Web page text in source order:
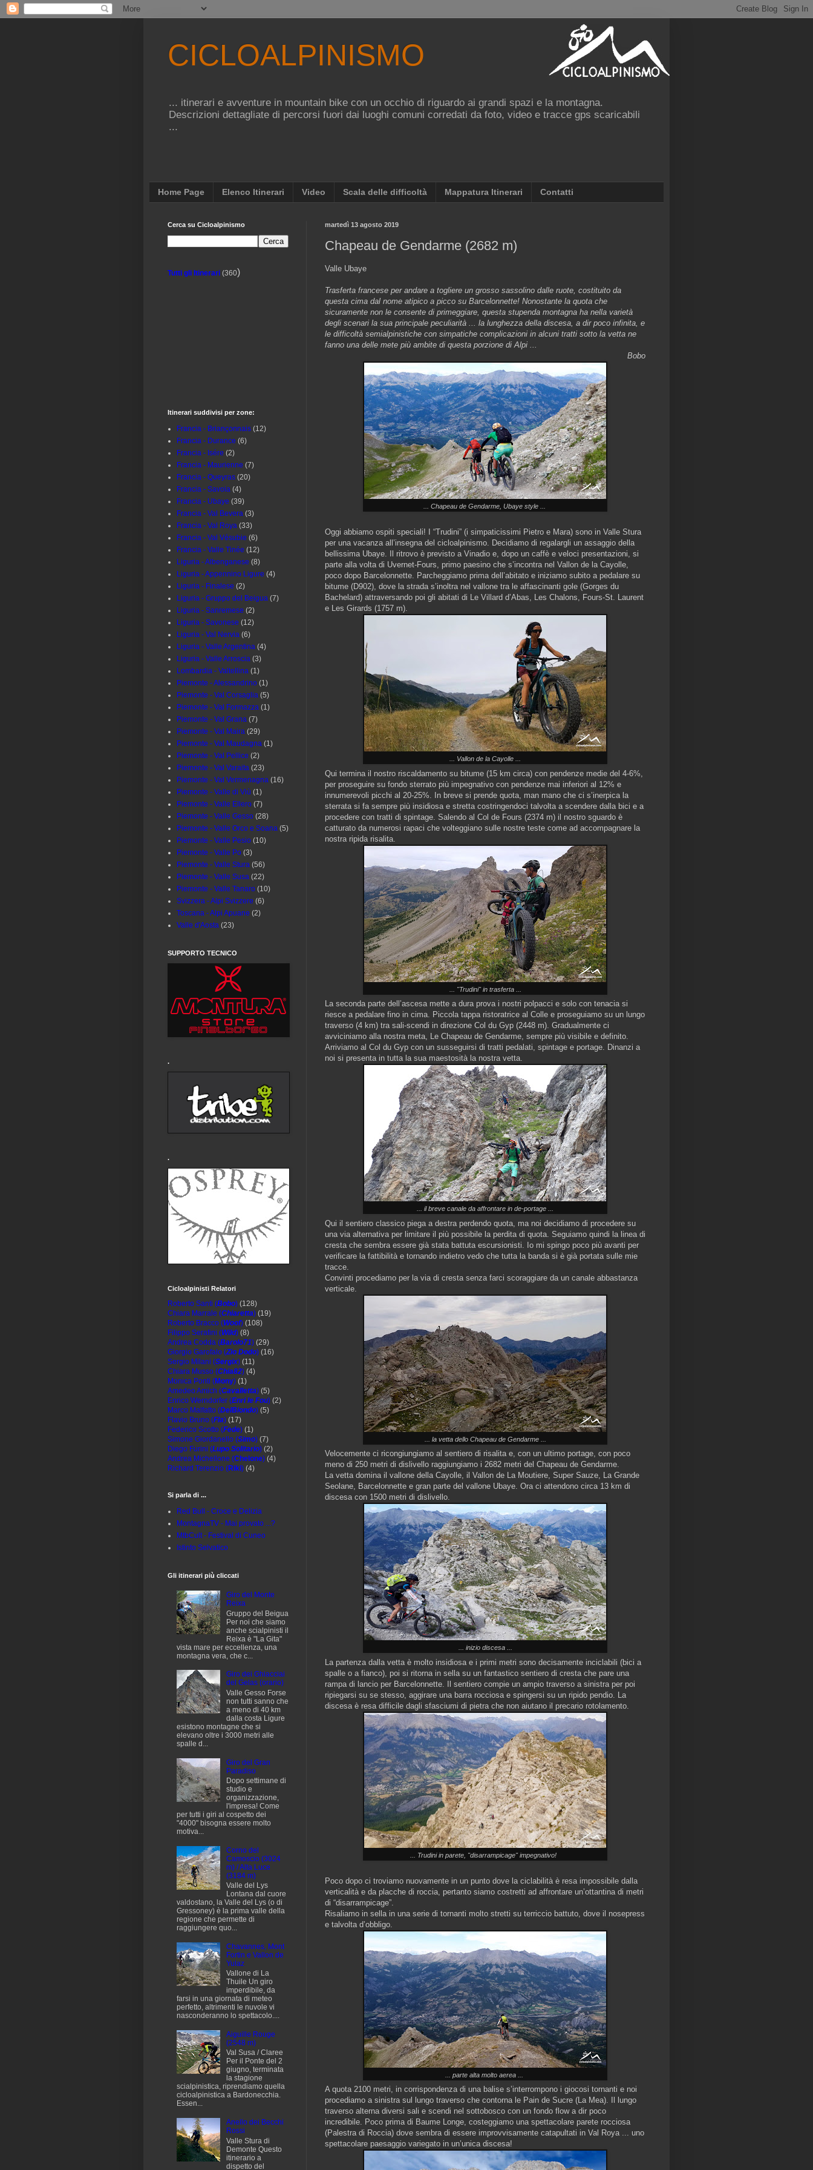
CICLOALPINISMO
... itinerari e avventure in mountain bike con un occhio di riguardo ai grandi spazi e la montagna.
Descrizioni dettagliate di percorsi fuori dai luoghi comuni corredati da foto, video e tracce gps scaricabili
...
Home Page Elenco Itinerari Video Scala delle difficoltà Mappatura Itinerari Contatti
martedì 13 agosto 2019
Chapeau de Gendarme (2682 m)
Valle Ubaye
Trasferta francese per andare a togliere un grosso sassolino dalle ruote, costituito da
questa cima dal nome atipico a picco su Barcelonnette! Nonostante la quota che
sicuramente non le consente di primeggiare, questa stupenda montagna ha nella varietà
degli scenari la sua principale peculiarità ... la lunghezza della discesa, a dir poco infinita, e
le difficoltà semialpinistiche con simpatiche complicazioni in alcuni tratti sotto la vetta ne
fanno una delle mete più ambite di questa porzione di Alpi ...
Bobo
... Chapeau de Gendarme, Ubaye style ...
Oggi abbiamo ospiti speciali! I “Trudini” (i simpaticissimi Pietro e Mara) sono in Valle Stura
per una vacanza all’insegna del cicloalpinismo. Decidiamo di regalargli un assaggio della
bellissima Ubaye. Il ritrovo è previsto a Vinadio e, dopo un caffè e veloci presentazioni, si
parte alla volta di Uvernet-Fours, primo paesino che s’incontra nel Vallon de la Cayolle,
poco dopo Barcelonnette. Parcheggiamo prima dell’abitato e iniziamo subito a pedalare su
bitume (D902), dove la strada s’inoltra nel vallone tra le affascinanti gole (Gorges du
Bachelard) attraversando poi gli abitati di Le Villard d’Abas, Les Chalons, Fours-St. Laurent
e Les Girards (1757 m).
... Vallon de la Cayolle ...
Qui termina il nostro riscaldamento su bitume (15 km circa) con pendenze medie del 4-6%,
per proseguire su fondo sterrato più impegnativo con pendenze mai inferiori al 12% e
innumerevoli picchi al 20-25%. In breve si prende quota, man mano che ci s’inerpica la
sterrata si fa sempre più insidiosa e stretta costringendoci talvolta a scendere dalla bici e a
procedere con tratti di spintage. Salendo al Col de Fours (2374 m) il nostro sguardo è
catturato da numerosi rapaci che volteggiano sulle nostre teste come ad accompagnare la
nostra ripida risalita.
... "Trudini" in trasferta ...
La seconda parte dell’ascesa mette a dura prova i nostri polpacci e solo con tenacia si
riesce a pedalare fino in cima. Piccola tappa ristoratrice al Colle e proseguiamo su un lungo
traverso (4 km) tra sali-scendi in direzione Col du Gyp (2448 m). Gradualmente ci
avviciniamo alla nostra meta, Le Chapeau de Gendarme, sempre più visibile e definito.
Arriviamo al Col du Gyp con un susseguirsi di tratti pedalati, spintage e portage. Dinanzi a
noi si presenta in tutta la sua maestosità la nostra vetta.
... il breve canale da affrontare in de-portage ...
Qui il sentiero classico piega a destra perdendo quota, ma noi decidiamo di procedere su
una via alternativa per limitare il più possibile la perdita di quota. Seguiamo quindi la linea di
cresta che sembra essere già stata battuta escursionisti. Io mi spingo poco più avanti per
verificare la fattibilità e tornando indietro vedo che tutta la banda si è già portata sulle mie
tracce.
Convinti procediamo per la via di cresta senza farci scoraggiare da un canale abbastanza
verticale.
... la vetta dello Chapeau de Gendarme ...
Velocemente ci ricongiungiamo al sentiero di risalita e, con un ultimo portage, con poco
meno di 250 metri di dislivello raggiungiamo i 2682 metri del Chapeau de Gendarme.
La vetta domina il vallone della Cayolle, il Vallon de La Moutiere, Super Sauze, La Grande
Seolane, Barcelonnette e gran parte del vallone Ubaye. Ora ci attendono circa 13 km di
discesa con 1500 metri di dislivello.
... inizio discesa ...
La partenza dalla vetta è molto insidiosa e i primi metri sono decisamente inciclabili (bici a
spalle o a fianco), poi si ritorna in sella su un fantastico sentiero di cresta che pare una
rampa di lancio per Barcelonnette. Il sentiero compie un ampio traverso a sinistra per poi
ripiegarsi su se stesso, aggirare una barra rocciosa e spingersi su un ripido pendio. La
discesa è resa difficile dagli sfasciumi di pietra che non aiutano il precario rotolamento.
... Trudini in parete, "disarrampicage" impegnativo!
Poco dopo ci troviamo nuovamente in un punto dove la ciclabilità è resa impossibile dalla
verticalità e da placche di roccia, pertanto siamo costretti ad affrontare un’ottantina di metri
di “disarrampicage”.
Risaliamo in sella in una serie di tornanti molto stretti su terriccio battuto, dove il nosepress
e talvolta d’obbligo.
... parte alta molto aerea ...
A quota 2100 metri, in corrispondenza di una balise s’interrompono i giocosi tornanti e noi
procediamo a sinistra sul lungo traverso che contorna le Pain de Sucre (La Mea). Il lungo
traverso alterna diversi sali e scendi nel sottobosco con un fondo flow a dir poco
incredibile. Poco prima di Baume Longe, costeggiamo una spettacolare parete rocciosa
(Palestra di Roccia) dove sembra di essere improvvisamente catapultati in Val Roya ... uno
spettacolare paesaggio variegato in un’unica discesa!
Cerca su Cicloalpinismo
Tutti gli Itinerari (360)
Itinerari suddivisi per zone:
Francia - Briançonnais (12)
Francia - Durance (6)
Francia - Isére (2)
Francia - Maurienne (7)
Francia - Queyras (20)
Francia - Savoia (4)
Francia - Ubaye (39)
Francia - Val Bevera (3)
Francia - Val Roya (33)
Francia - Val Vésubie (6)
Francia - Valle Tinée (12)
Liguria - Albenganese (8)
Liguria - Appennino Ligure (4)
Liguria - Finalese (2)
Liguria - Gruppo del Beigua (7)
Liguria - Sanremese (2)
Liguria - Savonese (12)
Liguria - Val Nervia (6)
Liguria - Valle Argentina (4)
Liguria - Valle Arroscia (3)
Lombardia - Valtellina (1)
Piemonte - Alessandrino (1)
Piemonte - Val Corsaglia (5)
Piemonte - Val Formazza (1)
Piemonte - Val Grana (7)
Piemonte - Val Maira (29)
Piemonte - Val Maudagna (1)
Piemonte - Val Pellice (2)
Piemonte - Val Varaita (23)
Piemonte - Val Vermenagna (16)
Piemonte - Valle di Viù (1)
Piemonte - Valle Ellero (7)
Piemonte - Valle Gesso (28)
Piemonte - Valle Orco e Soana (5)
Piemonte - Valle Pesio (10)
Piemonte - Valle Po (3)
Piemonte - Valle Stura (56)
Piemonte - Valle Susa (22)
Piemonte - Valle Tanaro (10)
Svizzera - Alpi Svizzere (6)
Toscana - Alpi Apuane (2)
Valle d'Aosta (23)
SUPPORTO TECNICO
.
.
Cicloalpinisti Relatori
Roberto Santi (Bobo) (128)
Chiara Marrale (Chiaretta) (19)
Roberto Bracco (Woof) (108)
Filippo Serafini (Wild) (8)
Andrea Codda (Barolo71) (29)
Giorgio Garofalo (Zio Dodo) (16)
Sergio Milani (Sergix) (11)
Chiara Musso (Chia82) (4)
Monica Ponti (Mony) (1)
Amedeo Amich (Cavalletta) (5)
Enrico Werndorfer (Enri le Fou) (2)
Marco Malfatto (DelBiondo) (5)
Flavio Bruno (Fla) (17)
Federico Scotto (Fede) (1)
Simone Giordanello (Simo) (7)
Diego Furini (Lupo Solitario) (2)
Andrea Michellone (Chelone) (4)
Richard Terenzio (Riki) (4)
Si parla di ...
Red Bull - Croce e Delizia
MontagnaTV - Mai provato ...?
MtbCult - Festival di Cuneo
Istinto Selvatico
Gli itinerari più cliccati
Giro del Monte
Reixa
Gruppo del Beigua
Per noi che siamo
anche scialpinisti il
Reixa è "La Gita"
vista mare per eccellenza, una
montagna vera, che c...
Giro dei Ghiacciai
del Gelas (orario)
Valle Gesso Forse
non tutti sanno che
a meno di 40 km
dalla costa Ligure
esistono montagne che si
elevano oltre i 3000 metri alle
spalle d...
Giro del Gran
Paradiso
Dopo settimane di
studio e
organizzazione,
l'impresa! Come
per tutti i giri al cospetto dei
"4000" bisogna essere molto
motiva...
Corno del
Camoscio (3024
m) / Alta Luce
(3184 m)
Valle del Lys
Lontana dal cuore
valdostano, la Valle del Lys (o di
Gressoney) è la prima valle della
regione che permette di
raggiungere quo...
Chavannes, Mont
Fortin e Vallon de
Yulaz
Vallone di La
Thuile Un giro
imperdibile, da
farsi in una giornata di meteo
perfetto, altrimenti le nuvole vi
nasconderanno lo spettacolo....
Aiguille Rouge
(2548 m)
Val Susa / Claree
Per il Ponte del 2
giugno, terminata
la stagione
scialpinistica, riprendiamo quella
cicloalpinistica a Bardonecchia.
Essen...
Anello dei Becchi
Rossi
Valle Stura di
Demonte Questo
itinerario a
dispetto del